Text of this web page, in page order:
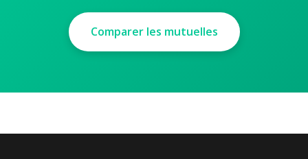
Comparer les mutuelles